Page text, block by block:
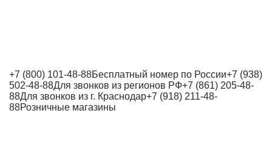
+7 (800) 101-48-88Бесплатный номер по России+7 (938)
502-48-88Для звонков из регионов РФ+7 (861) 205-48-
88Для звонков из г. Краснодар+7 (918) 211-48-
88Розничные магазины